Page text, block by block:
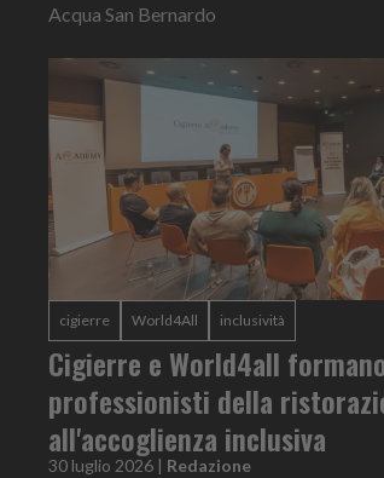
Acqua San Bernardo
cigierre World4All inclusività
Cigierre e World4all
professionisti della
all'accoglienza inclusiva
30 luglio 2026 | Redazione